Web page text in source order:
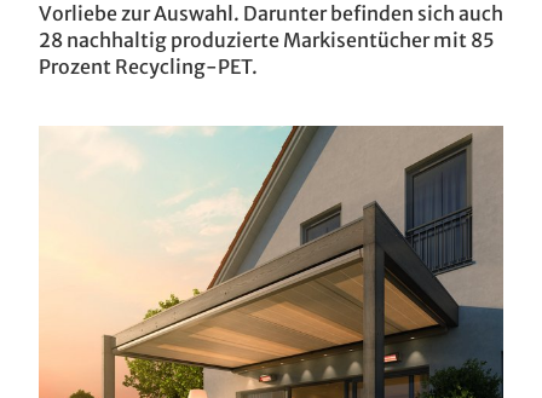
Vorliebe zur Auswahl. Darunter befinden sich auch
28 nachhaltig produzierte Markisentücher mit 85
Prozent Recycling-PET.